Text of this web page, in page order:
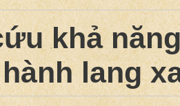
khả
lang